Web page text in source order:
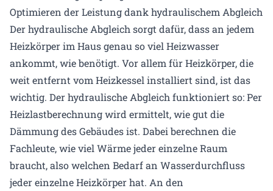
Optimieren der Leistung dank hydraulischem Abgleich
Der hydraulische Abgleich sorgt dafür, dass an jedem
Heizkörper im Haus genau so viel Heizwasser
ankommt, wie benötigt. Vor allem für Heizkörper, die
weit entfernt vom Heizkessel installiert sind, ist das
wichtig. Der hydraulische Abgleich funktioniert so: Per
Heizlastberechnung wird ermittelt, wie gut die
Dämmung des Gebäudes ist. Dabei berechnen die
Fachleute, wie viel Wärme jeder einzelne Raum
braucht, also welchen Bedarf an Wasserdurchfluss
jeder einzelne Heizkörper hat. An den